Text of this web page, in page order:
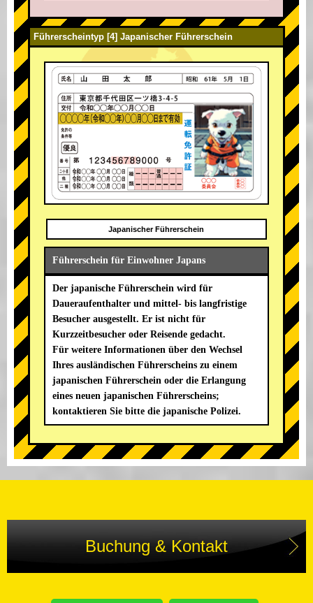
Führerscheintyp [4] Japanischer Führerschein
Japanischer Führerschein
Führerschein für Einwohner Japans
Der japanische Führerschein wird für
Daueraufenthalter und mittel- bis langfristige
Besucher ausgestellt. Er ist nicht für
Kurzzeitbesucher oder Reisende gedacht.
Für weitere Informationen über den Wechsel
Ihres ausländischen Führerscheins zu einem
japanischen Führerschein oder die Erlangung
eines neuen japanischen Führerscheins;
kontaktieren Sie bitte die japanische Polizei.
Buchung & Kontakt